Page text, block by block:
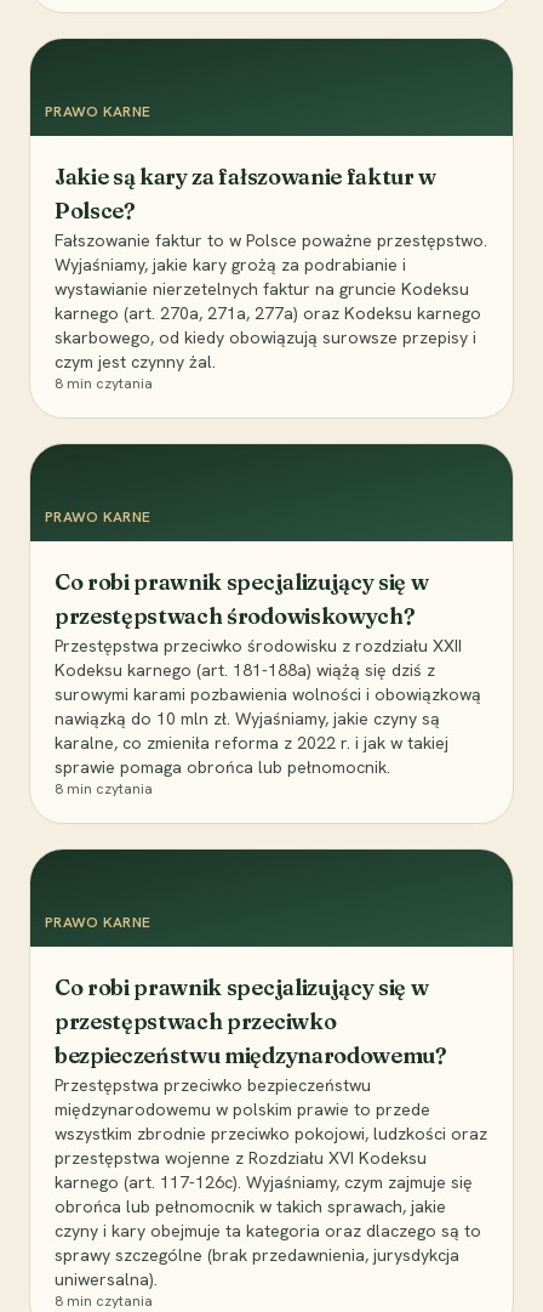
PRAWO KARNE
Jakie są kary za fałszowanie faktur w
Polsce?
Fałszowanie faktur to w Polsce poważne przestępstwo.
Wyjaśniamy, jakie kary grożą za podrabianie i
wystawianie nierzetelnych faktur na gruncie Kodeksu
karnego (art. 270a, 271a, 277a) oraz Kodeksu karnego
skarbowego, od kiedy obowiązują surowsze przepisy i
czym jest czynny żal.
8 min czytania
PRAWO KARNE
Co robi prawnik specjalizujący się w
przestępstwach środowiskowych?
Przestępstwa przeciwko środowisku z rozdziału XXII
Kodeksu karnego (art. 181-188a) wiążą się dziś z
surowymi karami pozbawienia wolności i obowiązkową
nawiązką do 10 mln zł. Wyjaśniamy, jakie czyny są
karalne, co zmieniła reforma z 2022 r. i jak w takiej
sprawie pomaga obrońca lub pełnomocnik.
8 min czytania
PRAWO KARNE
Co robi prawnik specjalizujący się w
przestępstwach przeciwko
bezpieczeństwu międzynarodowemu?
Przestępstwa przeciwko bezpieczeństwu
międzynarodowemu w polskim prawie to przede
wszystkim zbrodnie przeciwko pokojowi, ludzkości oraz
przestępstwa wojenne z Rozdziału XVI Kodeksu
karnego (art. 117-126c). Wyjaśniamy, czym zajmuje się
obrońca lub pełnomocnik w takich sprawach, jakie
czyny i kary obejmuje ta kategoria oraz dlaczego są to
sprawy szczególne (brak przedawnienia, jurysdykcja
uniwersalna).
8 min czytania